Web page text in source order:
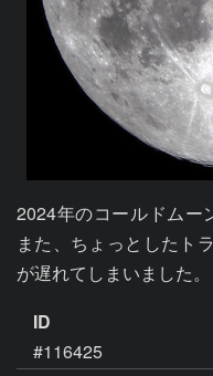
2024年のコールドムー
また、ちょっとしたト
が遅れてしまいました。
ID
#116425